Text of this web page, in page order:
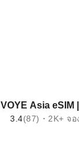
VOYE Asia eSIM
3.4(87)・2K+ จอ